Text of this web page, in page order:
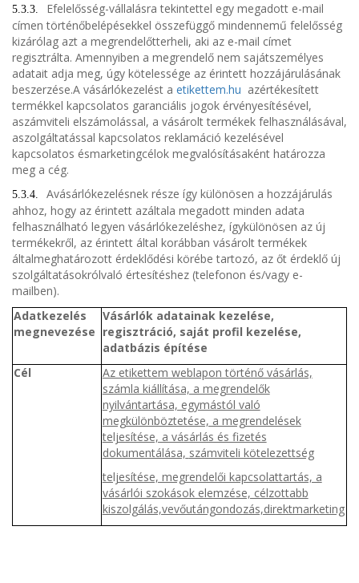
5.3.3.
Efelelősség-vállalásra tekintettel egy megadott e-mail
címen történőbelépésekkel összefüggő mindennemű felelősség
kizárólag azt a megrendelőtterheli, aki az e-mail címet
regisztrálta. Amennyiben a megrendelő nem sajátszemélyes
adatait adja meg, úgy kötelessége az érintett hozzájárulásának
beszerzése.A vásárlókezelést a etikettem.hu azértékesített
termékkel kapcsolatos garanciális jogok érvényesítésével,
aszámviteli elszámolással, a vásárolt termékek felhasználásával,
aszolgáltatással kapcsolatos reklamáció kezelésével
kapcsolatos ésmarketingcélok megvalósításaként határozza
meg a cég.
5.3.4.
Avásárlókezelésnek része így különösen a hozzájárulás
ahhoz, hogy az érintett azáltala megadott minden adata
felhasználható legyen vásárlókezeléshez, ígykülönösen az új
termékekről, az érintett által korábban vásárolt termékek
általmeghatározott érdeklődési körébe tartozó, az őt érdeklő új
szolgáltatásokrólvaló értesítéshez (telefonon és/vagy e-
mailben).
Adatkezelés
megnevezése
Vásárlók adatainak kezelése,
regisztráció, saját profil kezelése,
adatbázis építése
Cél
Az etikettem weblapon történő vásárlás,
számla kiállítása, a megrendelők
nyilvántartása, egymástól való
megkülönböztetése, a megrendelések
teljesítése, a vásárlás és fizetés
dokumentálása, számviteli kötelezettség
teljesítése, megrendelői kapcsolattartás, a
vásárlói szokások elemzése, célzottabb
kiszolgálás,vevőutángondozás,direktmarketing